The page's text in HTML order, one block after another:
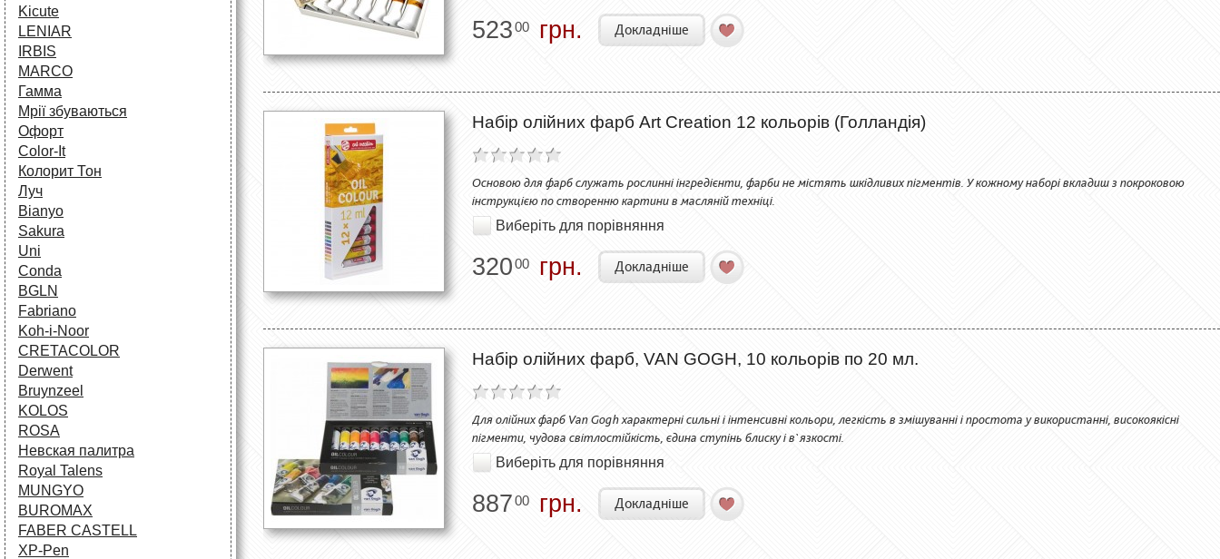
Kicute
LENIAR
IRBIS
MARCO
Гамма
Мрії збуваються
Офорт
Сolor-It
Колорит Тон
Луч
Bianyo
Sakura
Uni
Conda
BGLN
Fabriano
Koh-i-Noor
CRETACOLOR
Derwent
Bruynzeel
KOLOS
ROSA
Невская палитра
Royal Talens
MUNGYO
BUROMAX
FABER CASTELL
XP-Pen
52300 грн. Докладніше
Набір олійних фарб Art Creation 12 кольорів (Голландія)
Основою для фарб служать рослинні інгредієнти, фарби не містять шкідливих пігментів. У кожному наборі вкладиш з покроковою
інструкцією по створенню картини в масляній техніці.
Виберіть для порівняння
32000 грн. Докладніше
Набір олійних фарб, VAN GOGH, 10 кольорів по 20 мл.
Для олійних фарб Van Gogh характерні сильні і інтенсивні кольори, легкість в змішуванні і простота у використанні, високоякісні
пігменти, чудова світлостійкість, єдина ступінь блиску і в`язкості.
Виберіть для порівняння
88700 грн. Докладніше